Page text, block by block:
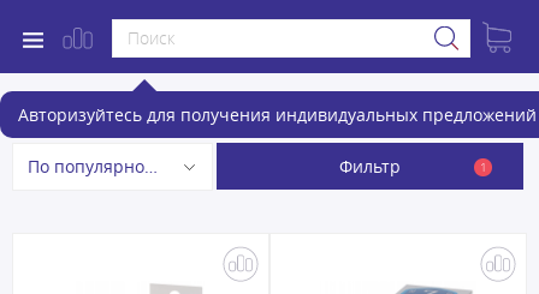
Авторизуйтесь для получения индивидуальных предложений
Лампочки
По популярности Фильтр 1